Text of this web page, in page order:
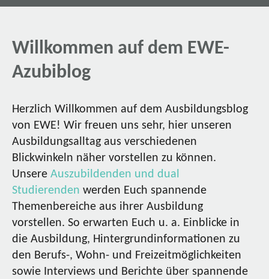
Willkommen auf dem EWE-
Azubiblog
Herzlich Willkommen auf dem Ausbildungsblog
von EWE! Wir freuen uns sehr, hier unseren
Ausbildungsalltag aus verschiedenen
Blickwinkeln näher vorstellen zu können.
Unsere Auszubildenden und dual
Studierenden werden Euch spannende
Themenbereiche aus ihrer Ausbildung
vorstellen. So erwarten Euch u. a. Einblicke in
die Ausbildung, Hintergrundinformationen zu
den Berufs-, Wohn- und Freizeitmöglichkeiten
sowie Interviews und Berichte über spannende